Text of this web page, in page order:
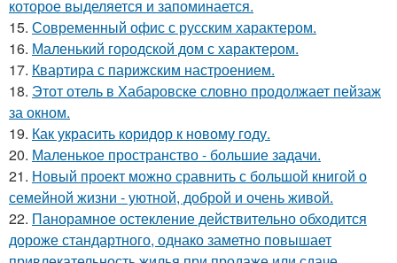
которое выделяется и запоминается.
15. Современный офис с русским характером.
16. Маленький городской дом с характером.
17. Квартира с парижским настроением.
18. Этот отель в Хабаровске словно продолжает пейзаж
за окном.
19. Как украсить коридор к новому году.
20. Маленькое пространство - большие задачи.
21. Новый проект можно сравнить с большой книгой о
семейной жизни - уютной, доброй и очень живой.
22. Панорамное остекление действительно обходится
дороже стандартного, однако заметно повышает